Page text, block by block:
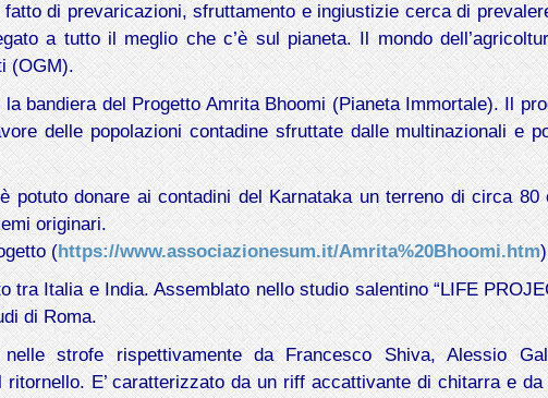
di prevaricazioni, sfruttamento e ingiustizie cerca di
a tutto il meglio che c’è sul pianeta. Il mondo
(OGM).
la bandiera del Progetto Amrita Bhoomi (Pianeta Immortale). Il
delle popolazioni contadine sfruttate dalle multinazionali e
potuto donare ai contadini del Karnataka un terreno di circa
originari.
(https://www.associazionesum.it/Amrita%20Bhoomi.htm)
tra Italia e India. Assemblato nello studio salentino “LIFE
di Roma.
strofe rispettivamente da Francesco Shiva, Alessio
ritornello. E’ caratterizzato da un riff accattivante di chitarra e